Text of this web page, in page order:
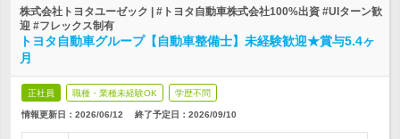
株式会社トヨタユーゼック | #トヨタ自動車株式会社100%出資 #UIターン歓
迎 #フレックス制有
トヨタ自動車グループ【自動車整備士】未経験歓迎★賞与5.4ヶ
月
正社員 職種・業種未経験OK 学歴不問
情報更新日：2026/06/12 終了予定日： 2026/09/10